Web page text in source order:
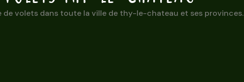
de volets dans toute la ville de thy-le-chateau et ses provinces.